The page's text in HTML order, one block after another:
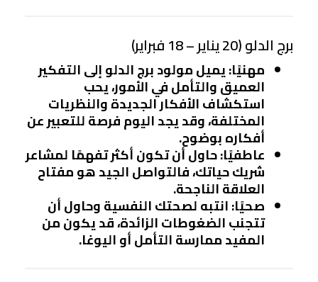
برج الدلو (20 يناير – 18 فبراير)
مهنيًا: يميل مولود برج الدلو إلى التفكير
العميق والتأمل في الأمور، يحب
استكشاف الأفكار الجديدة والنظريات
المختلفة، وقد يجد اليوم فرصة للتعبير عن
أفكاره بوضوح.
عاطفيًا: حاول أن تكون أكثر تفهمًا لمشاعر
شريك حياتك، فالتواصل الجيد هو مفتاح
العلاقة الناجحة.
صحيًا: انتبه لصحتك النفسية وحاول أن
تتجنب الضغوطات الزائدة، قد يكون من
المفيد ممارسة التأمل أو اليوغا.